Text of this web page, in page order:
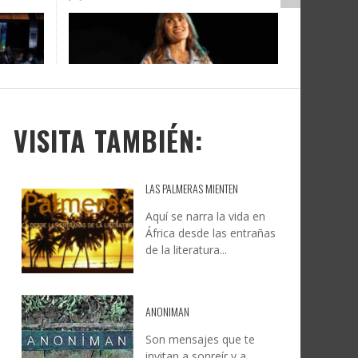
A
Y
DOCANARIAS CONVOCA A
INSTITUCIONES A REFLEXIONAR
SOBRE LA INTERNACIONALIZACIÓN
DEL CINE DE REALIDAD
JESÚS RODRÍGUEZ FALCÓN:
NATURALEZA, CAMINO Y
FOTOGRAFÍA
LEONCIO GONZÁLEZ, 9 JUNIO, 2026
VISITA TAMBIÉN:
LAS PALMERAS MIENTEN
Aquí se narra la vida en
África desde las entrañas
de la literatura...
ANONIMAN
Son mensajes que te